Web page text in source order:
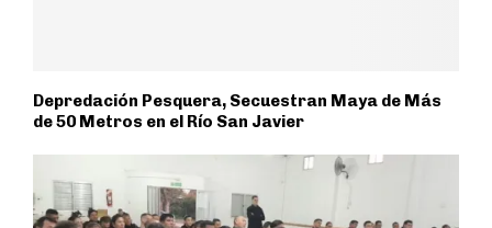
Depredación Pesquera, Secuestran Maya de Más
de 50 Metros en el Río San Javier